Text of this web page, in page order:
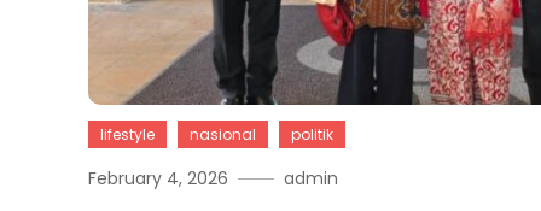
lifestyle nasional politik
February 4, 2026 admin